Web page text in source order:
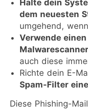
Halte dein
dem neuesten
umgehend,
Verwende
auch diese
Richte dein E-
Spam-Filter
Diese Phishing-